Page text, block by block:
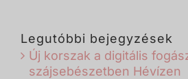
Legutóbbi bejegyzések
Új korszak a digitális
szájsebészetben Hévízen